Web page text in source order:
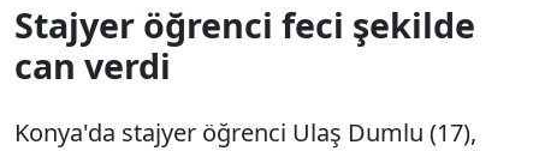
Stajyer öğrenci feci şekilde
can verdi
Konya'da stajyer öğrenci Ulaş Dumlu (17),